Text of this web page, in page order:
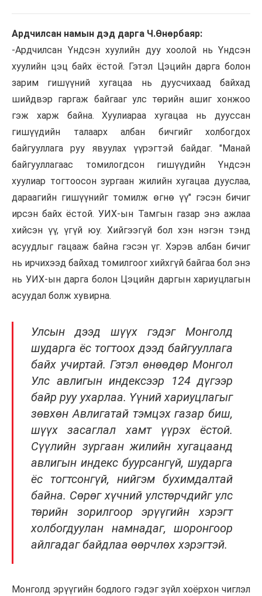
Ардчилсан намын дэд дарга Ч.Өнөрбаяр:
-Ардчилсан Үндсэн хуулийн дуу хоолой нь Үндсэн
хуулийн цэц байх ёстой. Гэтэл Цэцийн дарга болон
зарим гишүүний хугацаа нь дуусчихаад байхад
шийдвэр гаргаж байгааг улс төрийн ашиг хонжоо
гэж харж байна. Хуулиараа хугацаа нь дууссан
гишүүдийн талаарх албан бичгийг холбогдох
байгууллага руу явуулах үүрэгтэй байдаг. "Манай
байгууллагаас томилогдсон гишүүдийн Үндсэн
хуулиар тогтоосон зургаан жилийн хугацаа дууслаа,
дараагийн гишүүнийг томилж өгнө үү" гэсэн бичиг
ирсэн байх ёстой. УИХ-ын Тамгын газар энэ ажлаа
хийсэн үү, үгүй юу. Хийгээгүй бол хэн нэгэн тэнд
асуудлыг гацааж байна гэсэн үг. Хэрэв албан бичиг
нь ирчихээд байхад томилгоог хийхгүй байгаа бол энэ
нь УИХ-ын дарга болон Цэцийн даргын хариуцлагын
асуудал болж хувирна.
Улсын дээд шүүх гэдэг Монголд
шударга ёс тогтоох дээд байгууллага
байх учиртай. Гэтэл өнөөдөр Монгол
Улс авлигын индексээр 124 дүгээр
байр руу ухарлаа. Үүний хариуцлагыг
зөвхөн Авлигатай тэмцэх газар биш,
шүүх засаглал хамт үүрэх ёстой.
Сүүлийн зургаан жилийн хугацаанд
авлигын индекс буурсангүй, шударга
ёс тогтсонгүй, нийгэм бухимдалтай
байна. Сөрөг хүчний улстөрчдийг улс
төрийн зорилгоор эрүүгийн хэрэгт
холбогдуулан намнадаг, шоронгоор
айлгадаг байдлаа өөрчлөх хэрэгтэй.
Монголд эрүүгийн бодлого гэдэг зүйл хоёрхон чиглэл